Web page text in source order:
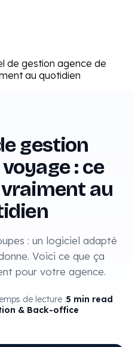
de gestion agence de
au quotidien
gestion
: ce
au
: un logiciel adapté
Voici ce que ça
pour votre agence.
de lecture :5 min read
& Back-office